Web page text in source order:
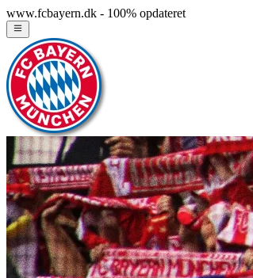
www.fcbayern.dk - 100% opdateret